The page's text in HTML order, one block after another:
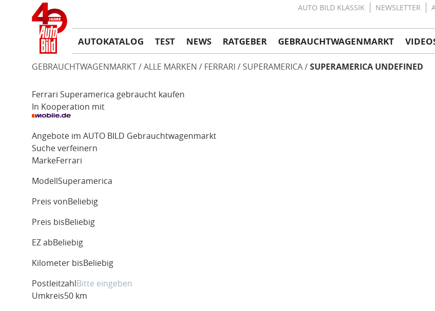
AUTO BILD KLASSIK NEWSLETTER
AUTOKATALOG TEST NEWS RATGEBER GEBRAUCHTWAGENMARKT
GEBRAUCHTWAGENMARKT ALLE MARKEN FERRARI SUPERAMERICA SUPERAMERICA UNDEFINED
Ferrari Superamerica gebraucht kaufen
In Kooperation mit
Angebote im AUTO BILD Gebrauchtwagenmarkt
Suche verfeinern
MarkeFerrari
Modell Superamerica
Preis von Beliebig
Preis bis Beliebig
EZ ab Beliebig
Kilometer bis Beliebig
Postleitzahl
Umkreis50 km